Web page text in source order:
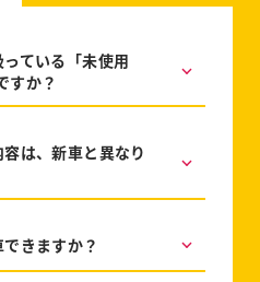
ている「未使用
すか？
は、新車と異なり
きますか？